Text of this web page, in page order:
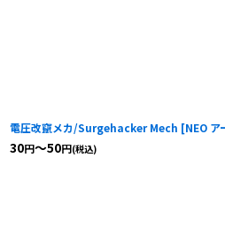
電圧改竄メカ/Surgehacker Mech [NEO ア
30円～50円(税込)